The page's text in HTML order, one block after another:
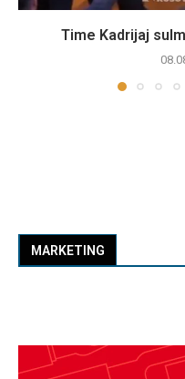
Time Kadrijaj
MARKETING